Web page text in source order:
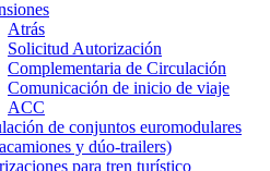
Atrás
Solicitud Autorización
Complementaria de Circulación
Comunicación de inicio de viaje
ACC
de conjuntos euromodulares
y dúo-trailers)
para tren turístico